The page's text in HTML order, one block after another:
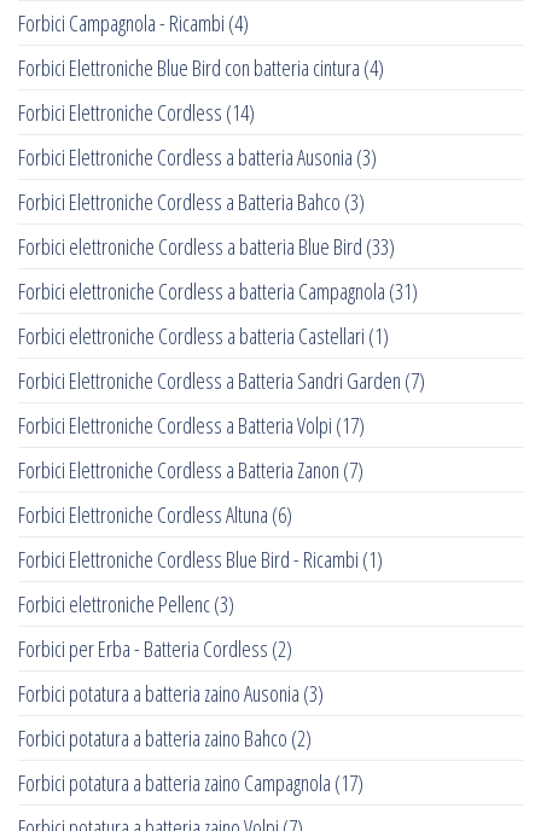
Forbici Campagnola - Ricambi (4)
Forbici Elettroniche Blue Bird con batteria cintura (4)
Forbici Elettroniche Cordless (14)
Forbici Elettroniche Cordless a batteria Ausonia (3)
Forbici Elettroniche Cordless a Batteria Bahco (3)
Forbici elettroniche Cordless a batteria Blue Bird (33)
Forbici elettroniche Cordless a batteria Campagnola (31)
Forbici elettroniche Cordless a batteria Castellari (1)
Forbici Elettroniche Cordless a Batteria Sandri Garden (7)
Forbici Elettroniche Cordless a Batteria Volpi (17)
Forbici Elettroniche Cordless a Batteria Zanon (7)
Forbici Elettroniche Cordless Altuna (6)
Forbici Elettroniche Cordless Blue Bird - Ricambi (1)
Forbici elettroniche Pellenc(3)
Forbici per Erba - Batteria Cordless (2)
Forbici potatura a batteria zaino Ausonia (3)
Forbici potatura a batteria zaino Bahco (2)
Forbici potatura a batteria zaino Campagnola (17)